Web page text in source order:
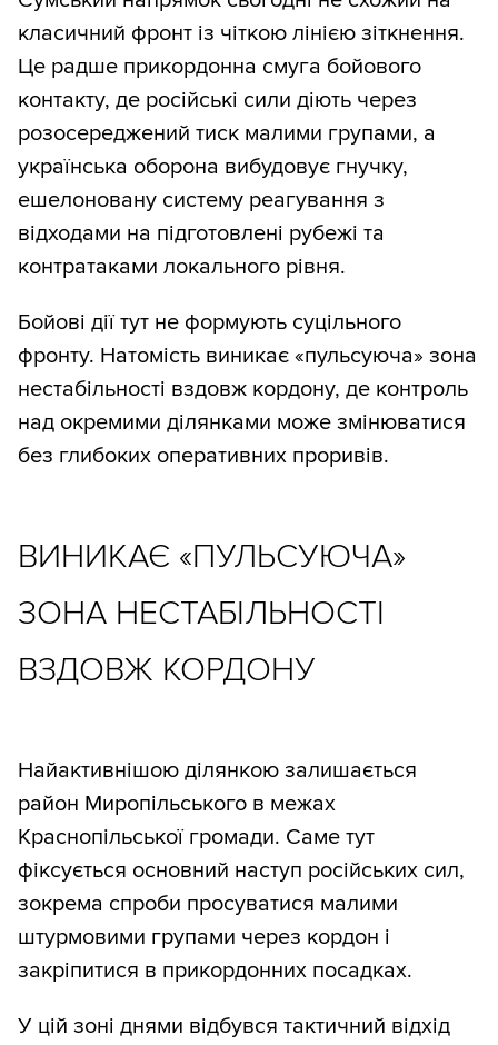
класичний фронт із чіткою лінією зіткнення.
Це радше прикордонна смуга бойового
контакту, де російські сили діють через
розосереджений тиск малими групами, а
українська оборона вибудовує гнучку,
ешелоновану систему реагування з
відходами на підготовлені рубежі та
контратаками локального рівня.
Бойові дії тут не формують суцільного
фронту. Натомість виникає «пульсуюча» зона
нестабільності вздовж кордону, де контроль
над окремими ділянками може змінюватися
без глибоких оперативних проривів.
ВИНИКАЄ «ПУЛЬСУЮЧА»
ЗОНА НЕСТАБІЛЬНОСТІ
ВЗДОВЖ КОРДОНУ
Найактивнішою ділянкою залишається
район Миропільського в межах
Краснопільської громади. Саме тут
фіксується основний наступ російських сил,
зокрема спроби просуватися малими
штурмовими групами через кордон і
закріпитися в прикордонних посадках.
У цій зоні днями відбувся тактичний відхід